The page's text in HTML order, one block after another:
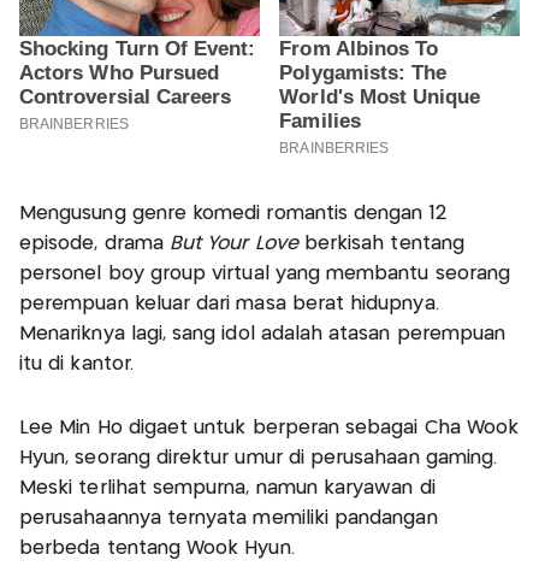
Mengusung genre komedi romantis dengan 12
episode, drama But Your Loveberkisah tentang
personel boy group virtual yang membantu seorang
perempuan keluar dari masa berat hidupnya.
Menariknya lagi, sang idol adalah atasan perempuan
itu di kantor.
Lee Min Ho digaet untuk berperan sebagai Cha Wook
Hyun, seorang direktur umur di perusahaan gaming.
Meski terlihat sempurna, namun karyawan di
perusahaannya ternyata memiliki pandangan
berbeda tentang Wook Hyun.